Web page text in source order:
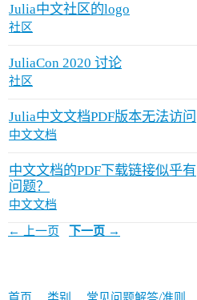
Julia中文社区的logo
社区
JuliaCon 2020 讨论
社区
Julia中文文档PDF版本无法访问
中文文档
中文文档的PDF下载链接似乎有
问题？
中文文档
← 上一页 下一页 →